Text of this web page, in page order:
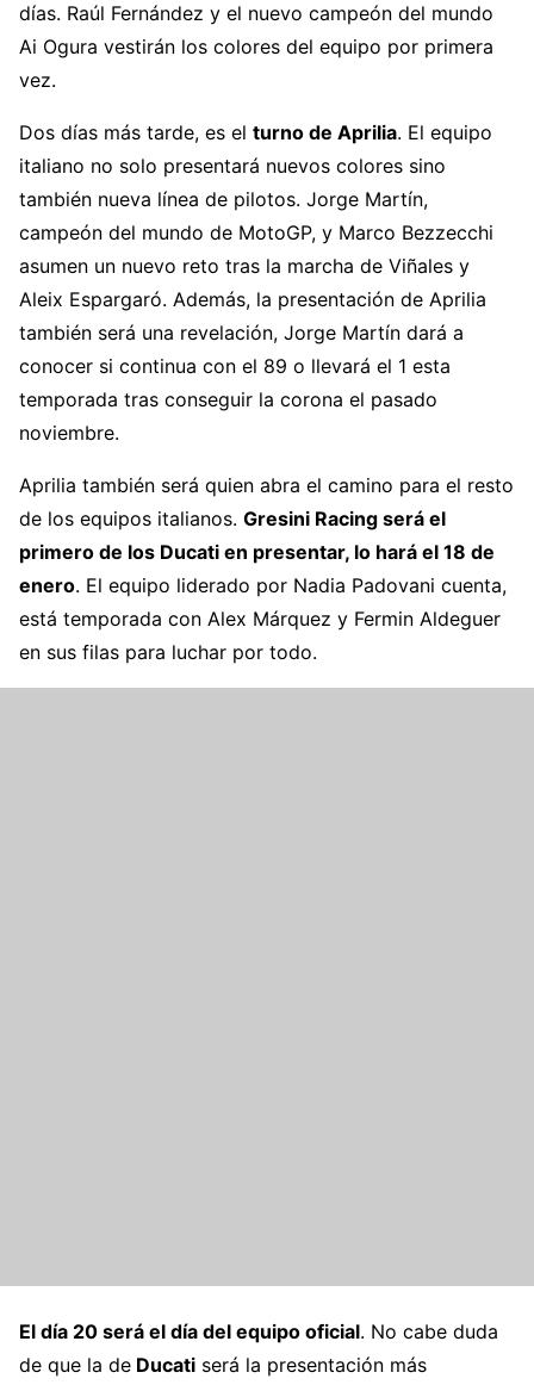
días. Raúl Fernández y el nuevo campeón del mundo
Ai Ogura vestirán los colores del equipo por primera
vez.
Dos días más tarde, es el turno de Aprilia. El equipo
italiano no solo presentará nuevos colores sino
también nueva línea de pilotos. Jorge Martín,
campeón del mundo de MotoGP, y Marco Bezzecchi
asumen un nuevo reto tras la marcha de Viñales y
Aleix Espargaró. Además, la presentación de Aprilia
también será una revelación, Jorge Martín dará a
conocer si continua con el 89 o llevará el 1 esta
temporada tras conseguir la corona el pasado
noviembre.
Aprilia también será quien abra el camino para el resto
de los equipos italianos. Gresini Racing será el
primero de los Ducati en presentar, lo hará el 18 de
enero. El equipo liderado por Nadia Padovani cuenta,
está temporada con Alex Márquez y Fermin Aldeguer
en sus filas para luchar por todo.
El día 20 será el día del equipo oficial. No cabe duda
de que la de Ducati será la presentación más